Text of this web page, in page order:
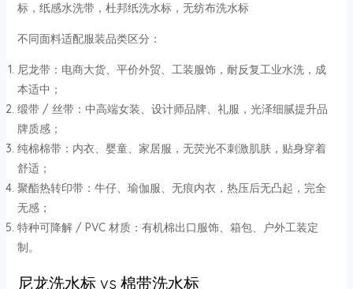
标，纸感水洗带，杜邦纸洗水标，无纺布洗水标
不同面料适配服装品类区分：
尼龙带：电商大货、平价外贸、工装服饰，耐反复工业水洗，成
本适中；
缎带 / 丝带：中高端女装、设计师品牌、礼服，光泽细腻提升品
牌质感；
纯棉棉带：内衣、婴童、家居服，无荧光不刺激肌肤，贴身穿着
舒适；
聚酯热转印带：牛仔、瑜伽服、无痕内衣，热压后无凸起，完全
无感；
特种可降解 / PVC 材质：有机棉出口服饰、箱包、户外工装定
制。
尼龙洗水标 vs 棉带洗水标